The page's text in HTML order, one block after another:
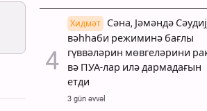
Хидмәт
Сәна, Јәмәндә
вәһһаби режиминә бағлы
гүввәләрин мөвгеләрини
вә ПУА-лар илә дармадағын
етди
3 gün əvvəl